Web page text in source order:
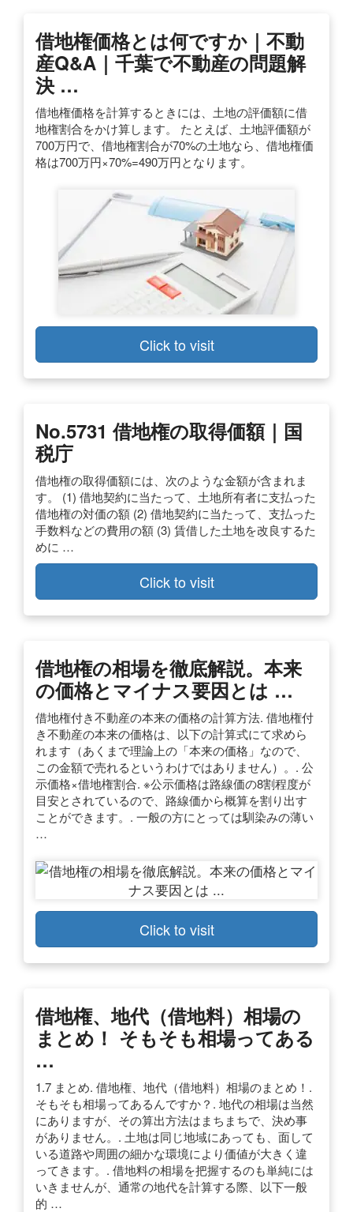
借地権価格とは何ですか｜不動
産Q&A｜千葉で不動産の問題解
決 …
借地権価格を計算するときには、土地の評価額に借
地権割合をかけ算します。 たとえば、土地評価額が
700万円で、借地権割合が70%の土地なら、借地権価
格は700万円×70%=490万円となります。
Click to visit
No.5731 借地権の取得価額｜国
税庁
借地権の取得価額には、次のような金額が含まれま
す。 (1) 借地契約に当たって、土地所有者に支払った
借地権の対価の額 (2) 借地契約に当たって、支払った
手数料などの費用の額 (3) 賃借した土地を改良するた
めに …
Click to visit
借地権の相場を徹底解説。本来
の価格とマイナス要因とは …
借地権付き不動産の本来の価格の計算方法. 借地権付
き不動産の本来の価格は、以下の計算式にて求めら
れます（あくまで理論上の「本来の価格」なので、
この金額で売れるというわけではありません）。. 公
示価格×借地権割合. ※公示価格は路線価の8割程度が
目安とされているので、路線価から概算を割り出す
ことができます。. 一般の方にとっては馴染みの薄い
…
Click to visit
借地権、地代（借地料）相場の
まとめ！ そもそも相場ってある
…
1.7 まとめ. 借地権、地代（借地料）相場のまとめ！.
そもそも相場ってあるんですか？. 地代の相場は当然
にありますが、その算出方法はまちまちで、決め事
がありません。. 土地は同じ地域にあっても、面して
いる道路や周囲の細かな環境により価値が大きく違
ってきます。. 借地料の相場を把握するのも単純には
いきませんが、通常の地代を計算する際、以下一般
的 …